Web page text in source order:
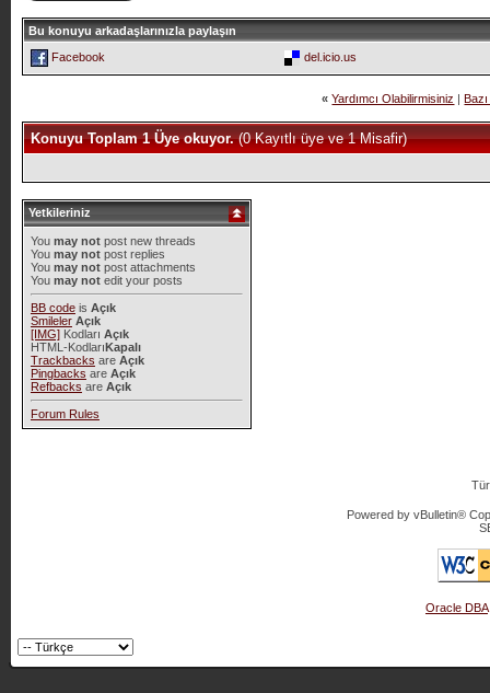
Bu konuyu arkadaşlarınızla paylaşın
Facebook
del.icio.us
« Yardımcı Olabilirmisiniz |
Konuyu Toplam 1 Üye okuyor.(0 Kayıtlı üye ve 1 Misafir)
Yetkileriniz
You may notpost new threads
You may notpost replies
You may notpost attachments
You may notedit your posts
BB codeis Açık
Smileler Açık
[IMG]Kodları Açık
HTML-KodlarıKapalı
Trackbacks are Açık
Pingbacks are Açık
Refbacks are Açık
Forum Rules
Powered by vBulletin®
Oracle DBA